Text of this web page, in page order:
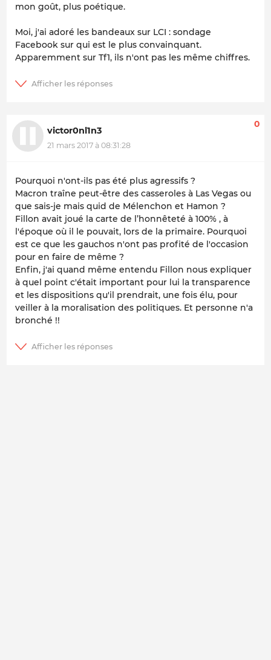
mon goût, plus poétique.
Moi, j'ai adoré les bandeaux sur LCI : sondage
Facebook sur qui est le plus convainquant.
Apparemment sur Tf1, ils n'ont pas les même chiffres.
victor0nl1n3
21 mars 2017 à 08:31:28
0
Pourquoi n'ont-ils pas été plus agressifs ?
Macron traîne peut-être des casseroles à Las Vegas ou
que sais-je mais quid de Mélenchon et Hamon ?
Fillon avait joué la carte de l’honnêteté à 100% , à
l'époque où il le pouvait, lors de la primaire. Pourquoi
est ce que les gauchos n'ont pas profité de l'occasion
pour en faire de même ?
Enfin, j'ai quand même entendu Fillon nous expliquer
à quel point c'était important pour lui la transparence
et les dispositions qu'il prendrait, une fois élu, pour
veiller à la moralisation des politiques. Et personne n'a
bronché !!